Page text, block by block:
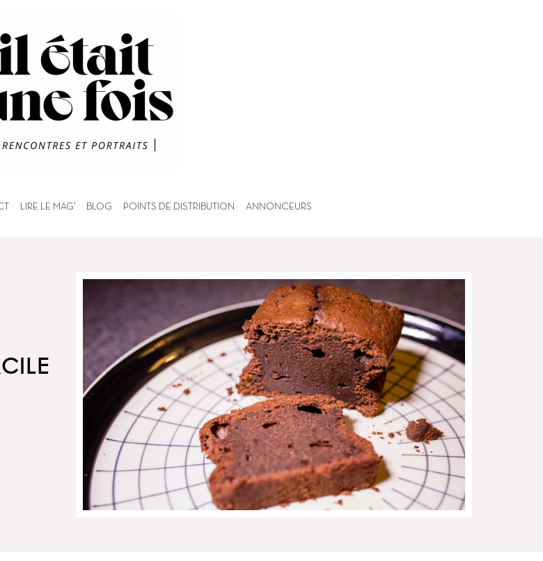
LIRE LE MAG’ BLOG POINTS DE DISTRIBUTION ANNONCEURS